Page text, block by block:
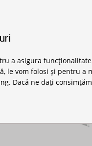
a asigura
le vom folosi și pentru a
Dacă ne dați